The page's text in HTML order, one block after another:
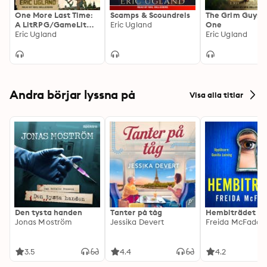
One More Last Time:
A LitRPG/GameLit
Novel
Eric Ugland
Scamps & Scoundrels
Eric Ugland
The Grim Guys:
One
Eric Ugland
Andra börjar lyssna på Visa alla titlar
Den tysta handen
Jonas Moström
3.5
Tanter på tåg
Jessika Devert
4.4
Hembiträdet
Freida
4.2